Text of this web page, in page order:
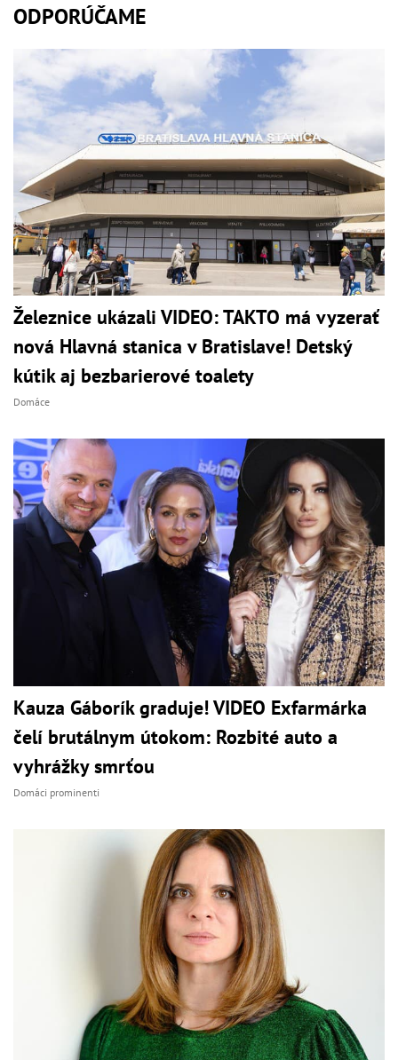
ODPORÚČAME
Železnice ukázali VIDEO: TAKTO má vyzerať
nová Hlavná stanica v Bratislave! Detský
kútik aj bezbarierové toalety
Domáce
Kauza Gáborík graduje! VIDEO Exfarmárka
čelí brutálnym útokom: Rozbité auto a
vyhrážky smrťou
Domáci prominenti